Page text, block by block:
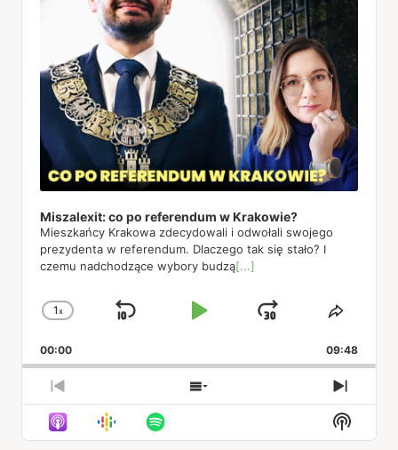
Miszalexit: co po referendum w Krakowie?
Mieszkańcy Krakowa zdecydowali i odwołali swojego
prezydenta w referendum. Dlaczego tak się stało? I
czemu nadchodzące wybory budzą[...]
Change
Rate
1x
Skip
Play
Jump
Forward
Share
00:00 09:48
Previous
Episode
Show
Episodes
Next
Show